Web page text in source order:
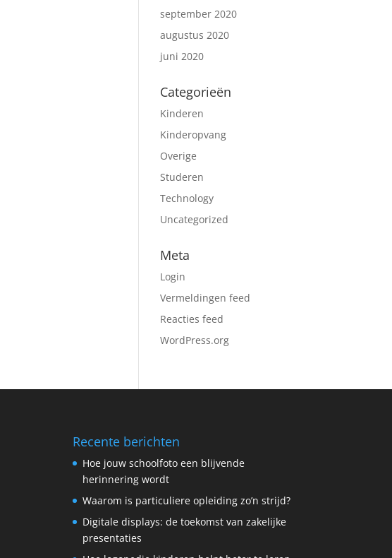
september 2020
augustus 2020
juni 2020
Categorieën
Kinderen
Kinderopvang
Overige
Studeren
Technology
Uncategorized
Meta
Login
Vermeldingen feed
Reacties feed
WordPress.org
Recente berichten
Hoe jouw schoolfoto een blijvende
herinnering wordt
Waarom is particuliere opleiding zo’n strijd?
Digitale displays: de toekomst van zakelijke
presentaties